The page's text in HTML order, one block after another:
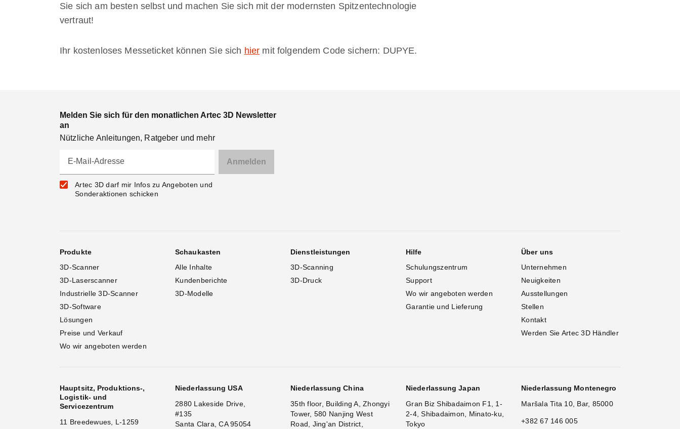
Sie sich am besten selbst und machen Sie sich mit der modernsten Spitzentechnologie
vertraut!
Ihr kostenloses Messeticket können Sie sich hier mit folgendem Code sichern: DUPYE.
Melden Sie sich für den monatlichen Artec 3D Newsletter
an
Nützliche Anleitungen, Ratgeber und mehr
E-Mail-Adresse
Artec 3D darf mir Infos zu Angeboten und
Sonderaktionen schicken
Produkte
3D-Scanner
3D-Laserscanner
Industrielle 3D-Scanner
3D-Software
Lösungen
Preise und Verkauf
Wo wir angeboten werden
Schaukasten
Alle Inhalte
Kundenberichte
3D-Modelle
Dienstleistungen
3D-Scanning
3D-Druck
Hilfe
Schulungszentrum
Support
Wo wir angeboten werden
Garantie und Lieferung
Über uns
Unternehmen
Neuigkeiten
Ausstellungen
Stellen
Kontakt
Werden Sie Artec 3D Händler
Hauptsitz, Produktions-,
Logistik- und
Servicezentrum
11 Breedewues, L-1259
Niederlassung USA
2880 Lakeside Drive,
#135
Santa Clara, CA 95054
Niederlassung China
35th floor, Building A, Zhongyi
Tower, 580 Nanjing West
Road, Jing'an District,
Niederlassung Japan
Gran Biz Shibadaimon F1, 1-
2-4, Shibadaimon, Minato-ku,
Tokyo
Niederlassung Montenegro
Maršala Tita 10, Bar, 85000
+382 67 146 005